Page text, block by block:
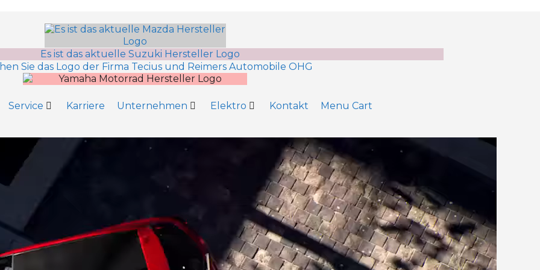
Service Karriere Unternehmen Elektro Kontakt Menu Cart